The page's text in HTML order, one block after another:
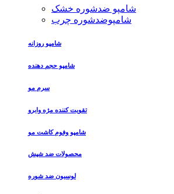
شامپو ضدشوره خشک
شامپوضدشوره چرب
شامپو روزانه
شامپو حجم دهنده
سرم مو
تقویت کننده مژه وابرو
شامپو وفوم کاشت مو
محصولات ضد شپش
لوسیون ضد شوره